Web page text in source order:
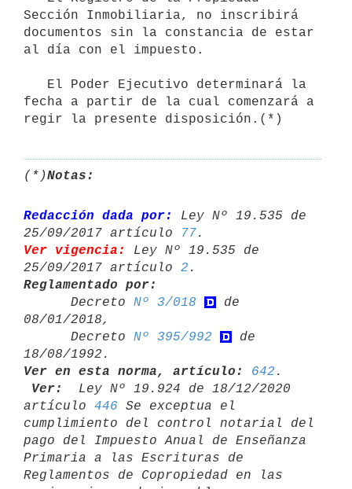
Sección Inmobiliaria, no inscribirá
documentos sin la constancia de estar
al día con el impuesto.
fecha a partir de la cual comenzará a
regir la presente disposición.(*)
(*)Notas:
Redacción dada por:
Ley Nº 19.535 de
25/09/2017 artículo
77
Ver vigencia:
Ley Nº 19.535 de
25/09/2017 artículo 2
Reglamentado por:
Decreto Nº 3/018
de
08/01/2018,
      Decreto
Nº 395/992
de
Ver en esta norma, artículo:
642
Ver:
Ley Nº 19.924 de 18/12/2020
artículo 446 Se exceptua el
cumplimiento del control notarial del
pago del Impuesto Anual de Enseñanza
Primaria a las Escrituras de
Reglamentos de Copropiedad en las